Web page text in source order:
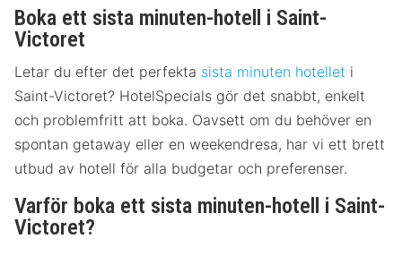
Boka ett sista minuten-hotell i Saint-
Victoret
Letar du efter det perfekta sista minuten hotellet i
Saint-Victoret? HotelSpecials gör det snabbt, enkelt
och problemfritt att boka. Oavsett om du behöver en
spontan getaway eller en weekendresa, har vi ett brett
utbud av hotell för alla budgetar och preferenser.
Varför boka ett sista minuten-hotell i Saint-
Victoret?